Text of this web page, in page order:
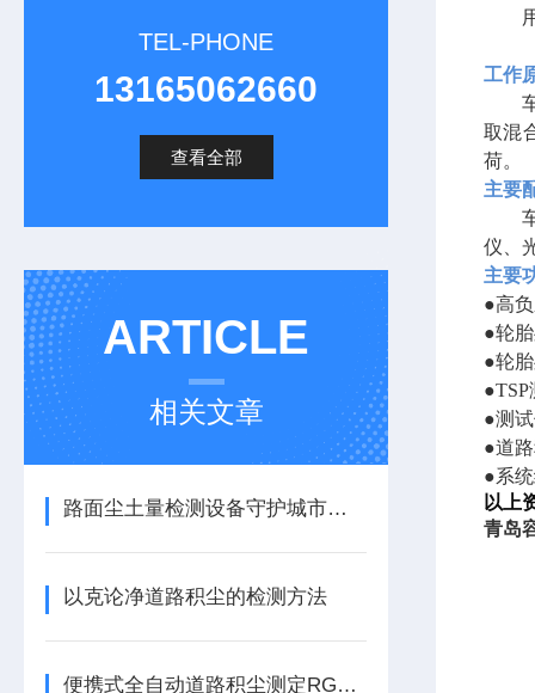
TEL-PHONE
13165062660
查看全部
ARTICLE
相关文章
路面尘土量检测设备守护城市空气质量
以克论净道路积尘的检测方法
便携式全自动道路积尘测定RGR-2型
工作
取混
荷。
主要
仪、
主要
●高
●轮
●轮
●测
●道
●系
以上
青岛